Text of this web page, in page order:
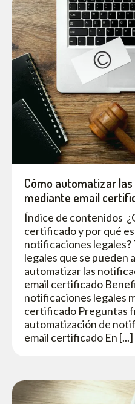
Cómo automatizar
mediante email
Índice de contenidos
certificado y por qué
notificaciones
legales que se pueden
automatizar las
email certificado
notificaciones legales
certificado Preguntas
automatización de
email certificado En [...]